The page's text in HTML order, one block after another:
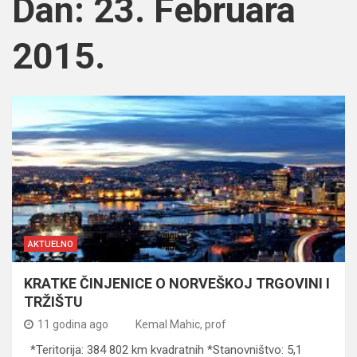
Dan: 23. Februara
2015.
AKTUELNO
KRATKE ČINJENICE O NORVEŠKOJ TRGOVINI I
TRŽIŠTU
11 godina ago Kemal Mahic, prof
*Teritorija: 384 802 km kvadratnih *Stanovništvo: 5,1